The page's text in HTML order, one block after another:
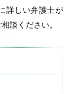
詳しい弁護士が
談ください。